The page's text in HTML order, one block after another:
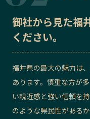
御社から見た福
ください。
福井県の最大の魅力は
あります。慎重な方が
い親近感と強い信頼を
のような県民性がある